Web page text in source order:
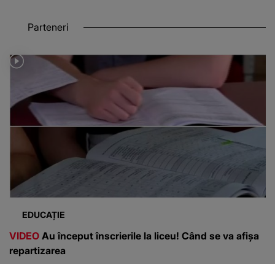
Parteneri
EDUCAȚIE
VIDEO Au început înscrierile la liceu! Când se va afișa
repartizarea